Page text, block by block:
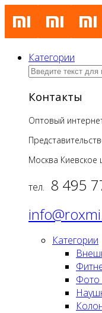
Категории
Контакты
Оптовый
Москва Киевское
тел. 8 495
Категории
Фото